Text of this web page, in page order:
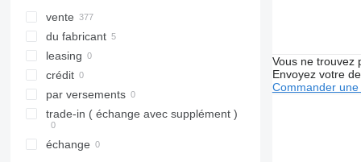
vente
du fabricant
leasing
crédit
par versements
trade-in ( échange avec supplément )
échange
Vous ne trouvez
Envoyez votre
Commander